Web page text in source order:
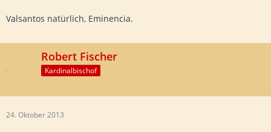
Valsantos natürlich, Eminencia.
Robert Fischer
Kardinalbischof
24. Oktober 2013